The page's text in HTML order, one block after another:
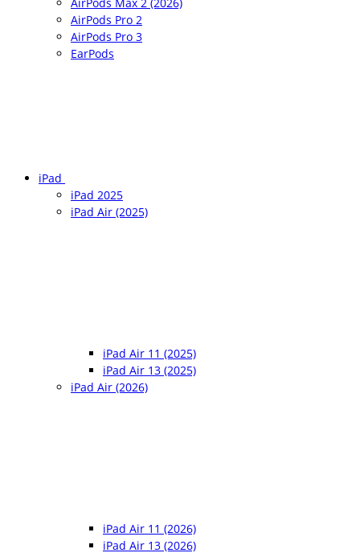
AirPods Pro 2
AirPods Pro 3
EarPods
iPad
iPad 2025
iPad Air (2025)
iPad Air 11 (2025)
iPad Air 13 (2025)
iPad Air (2026)
iPad Air 11 (2026)
iPad Air 13 (2026)